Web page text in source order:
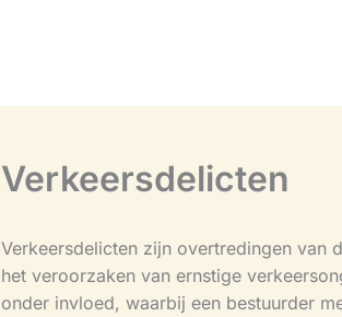
Verkeersdelicten
Verkeersdelicten zijn overtredingen van
het veroorzaken van ernstige
onder invloed, waarbij een bestuurder